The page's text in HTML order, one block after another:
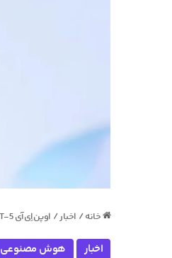
خانه / اخبار / اوپن‌اِی‌آی GPT-5 رو معرفی کرد؛ جهشی بزرگ برای ChatGPT
اخبار هوش مصنوعی